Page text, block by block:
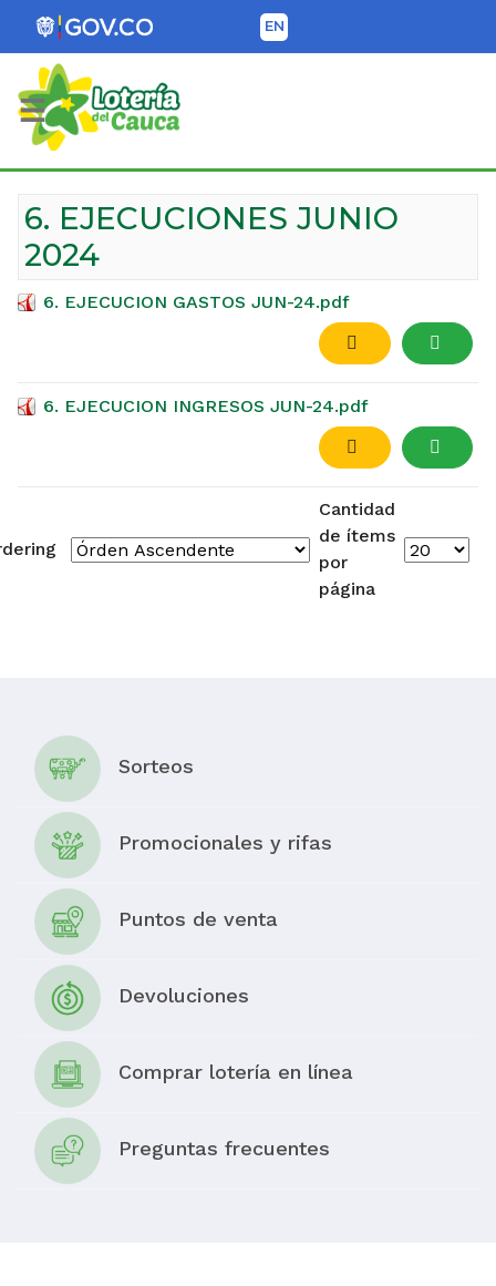
EN
Lotería del Cauca
6. EJECUCIONES JUNIO
2024
6. EJECUCION GASTOS JUN-24.pdf
6. EJECUCION INGRESOS JUN-24.pdf
Cantidad
de ítems
por
página
Sorteos
Promocionales y rifas
Puntos de venta
Devoluciones
Comprar lotería en línea
Preguntas frecuentes